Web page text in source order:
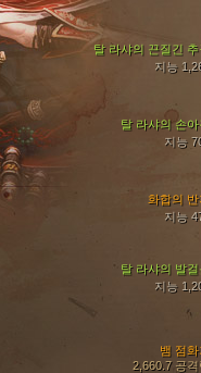
탈 라샤의 끈질긴 추
지능
탈 라샤의 손아
지능
탈 라샤의 발걸
지능
뱀 점화
2,660.7 공격
화합의 반
지능